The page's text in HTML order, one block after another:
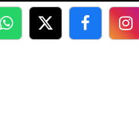
WhatsApp
Twitter